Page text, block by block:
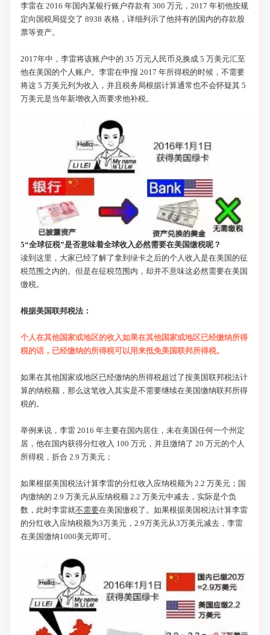
李雷在 2016 年国内某银行账户存款有 300 万元，2017 年初他按规
定向国税局提交了 8938 表格，详细列示了他持有的国内的存款股
票等资产。
2017年中，李雷将该账户中的 35 万元人民币兑换成 5 万美元汇至
他在美国的个人账户。李雷在申报 2017 年所得税的时候，不需要
将这 5 万美元列为收入，并且税务局根据计算通常也不会怀疑其 5
万美元是当年新增收入而要求他补税。
5“全球征税”是否意味着全球收入必然需要在美国缴税呢？
读到这里，大家已经了解了拿到绿卡之后的个人收入是在美国的征
税范围之内的。但是在征税范围内，却并不意味这必然需要在美国
缴税。
根据美国联邦税法：
个人在其他国家或地区的收入如果在其他国家或地区已经缴纳所得
税的话，已经缴纳的所得税可以用来抵免美国联邦所得税。
如果在其他国家或地区已经缴纳的所得税超过了按美国联邦税法计
算的纳税额，那么这笔收入其实是不需要继续在美国缴纳联邦所得
税的。
举例来说，李雷 2016 年主要在国内居住，未在美国任何一个州定
居，他在国内获得分红收入 100 万元，并且缴纳了 20 万元的个人
所得税，折合 2.9 万美元；
如果根据美国税法计算李雷的分红收入应纳税额为 2.2 万美元；国
内缴纳的 2.9 万美元从应纳税额 2.2 万美元中减去，实际是个负
数，此时李雷就不需要在美国缴税了。如果根据美国税法计算李雷
的分红收入应纳税额为3万美元，2.9万美元从3万美元减去，李雷
在美国缴纳1000美元即可。